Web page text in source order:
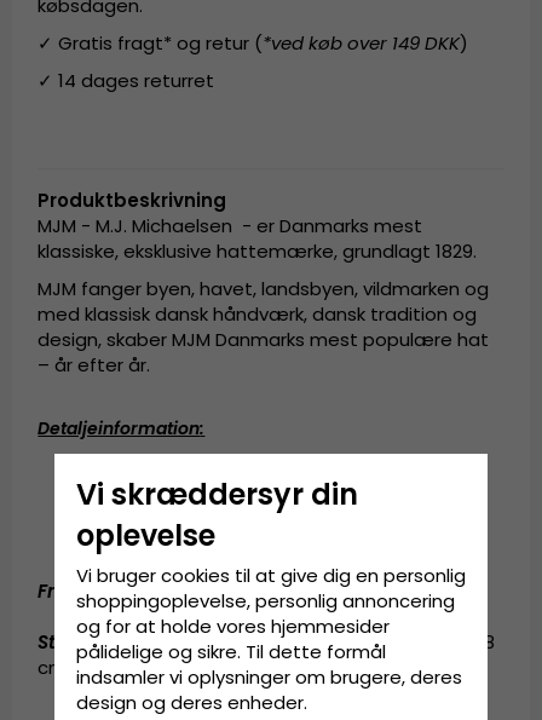
købsdagen.
✓ Gratis fragt* og retur (*ved køb over 149 DKK)
✓ 14 dages returret
Produktbeskrivning
MJM - M.J. Michaelsen - er Danmarks mest
klassiske, eksklusive hattemærke, grundlagt 1829.
MJM fanger byen, havet, landsbyen, vildmarken og
med klassisk dansk håndværk, dansk tradition og
design, skaber MJM Danmarks mest populære hat
– år efter år.
Detaljeinformation:
Fremstillet i Italien.
Fremstillet af
100 procent
Svedbånd afbomuld
Fremstillet af: 100 procent økologiskbomuld.
Størrelsesinformation:Small - 56 cm. Medium - 58
cm. Large - 60 cm. X-Large - 62 cm.
Vi skræddersyr din
oplevelse
Vi bruger cookies til at give dig en personlig
shoppingoplevelse, personlig annoncering
og for at holde vores hjemmesider
pålidelige og sikre. Til dette formål
indsamler vi oplysninger om brugere, deres
design og deres enheder.